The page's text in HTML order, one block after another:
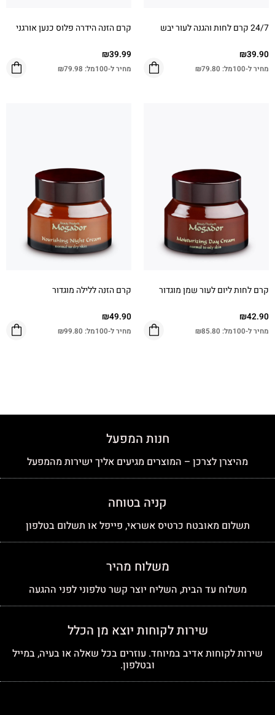
24/7 קרם לחות והגנה לעור יבש
₪39.90
מחיר ל-100מל: ₪79.80
קרם הזנה הידרה פלוס כנען אורגני
₪39.99
מחיר ל-100מל: ₪79.98
קרם לחות ליום לעור שמן מוגדור
₪42.90
מחיר ל-100מל: ₪85.80
קרם הזנה ללילה מוגדור
₪49.90
מחיר ל-100מל: ₪99.80
חנות המפעל
מהיצרן לצרכן – המוצרים מגיעים אליך ישירות מהמפעל
קניה בטוחה
תשלום מאובטח כרטיס אשראי, פייפל או תשלום בטלפון
משלוח מהיר
משלוח עד הבית, השליח יוצר קשר טלפוני לפני ההגעה
שירות לקוחות יוצא מן הכלל
שירות לקוחות אדיב במיוחד. עוזרים בכל שאלה או בעיה, במייל
ובטלפון.